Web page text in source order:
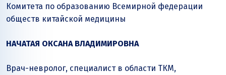
Комитета по образованию Всемирной федерации
обществ китайской медицины
НАЧАТАЯ ОКСАНА ВЛАДИМИРОВНА
Врач-невролог, специалист в области ТКМ,